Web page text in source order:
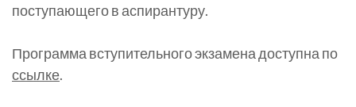
поступающего в аспирантуру.
Программа вступительного экзамена доступна по
ссылке.